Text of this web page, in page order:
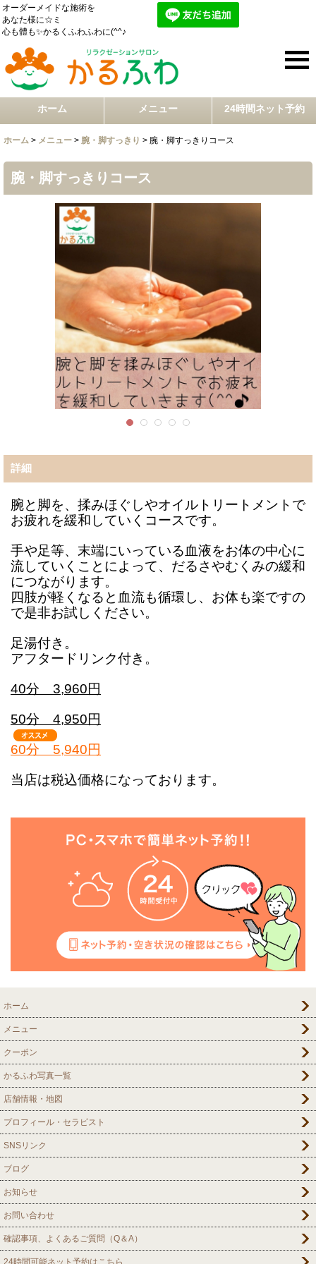
オーダーメイドな施術を
あなた様に☆ミ
心も體も✨かるくふわふわに(^^♪
ホーム メニュー 24時間ネット予約
ホーム > メニュー > 腕・脚すっきり > 腕・脚すっきりコース
腕・脚すっきりコース
詳細
腕と脚を、揉みほぐしやオイルトリートメントで
お疲れを緩和していくコースです。
手や足等、末端にいっている血液をお体の中心に
流していくことによって、だるさやむくみの緩和
につながります。
四肢が軽くなると血流も循環し、お体も楽ですの
で是非お試しください。
足湯付き。
アフタードリンク付き。
40分 3,960円
50分 4,950円
60分 5,940円
当店は税込価格になっております。
ホーム
メニュー
クーポン
かるふわ写真一覧
店舗情報・地図
プロフィール・セラピスト
SNSリンク
ブログ
お知らせ
お問い合わせ
確認事項、よくあるご質問（Q＆A）